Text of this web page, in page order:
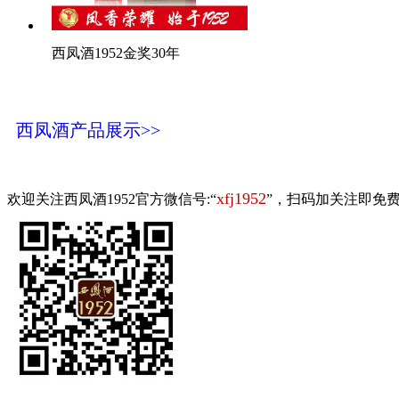
西凤酒1952金奖30年
西凤酒产品展示>>
欢迎关注西凤酒1952官方微信号:“xfj1952”，扫码加关注即免